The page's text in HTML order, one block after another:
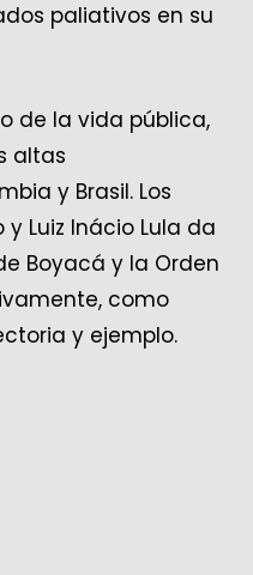
paliativos en su
de la vida pública,
altas
y Brasil. Los
Luiz Inácio Lula da
Boyacá y la Orden
como
y ejemplo.